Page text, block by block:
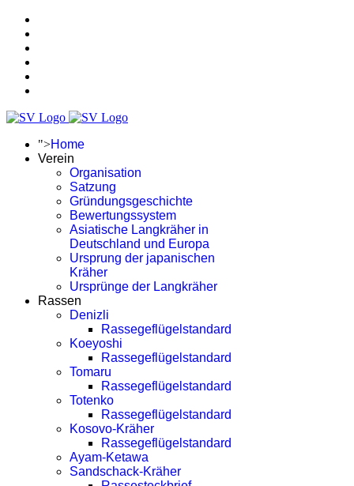
">Home
Verein
Organisation
Satzung
Gründungsgeschichte
Bewertungssystem
Asiatische Langkräher in
Deutschland und Europa
Ursprung der japanischen
Kräher
Ursprünge der Langkräher
Rassen
Denizli
Rassegeflügelstandard
Koeyoshi
Rassegeflügelstandard
Tomaru
Rassegeflügelstandard
Totenko
Rassegeflügelstandard
Kosovo-Kräher
Rassegeflügelstandard
Ayam-Ketawa
Sandschack-Kräher